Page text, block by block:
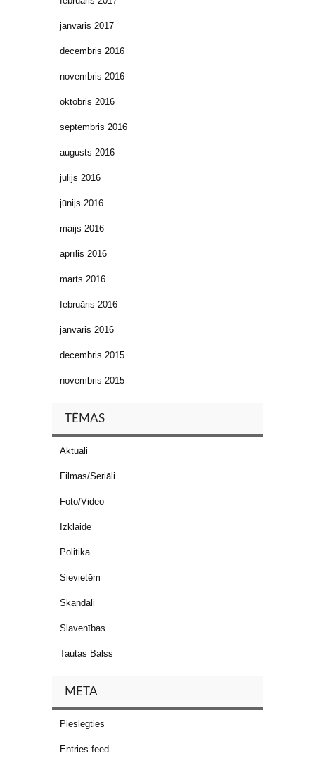
janvāris 2017
decembris 2016
novembris 2016
oktobris 2016
septembris 2016
augusts 2016
jūlijs 2016
jūnijs 2016
maijs 2016
aprīlis 2016
marts 2016
februāris 2016
janvāris 2016
decembris 2015
novembris 2015
TĒMAS
Aktuāli
Filmas/Seriāli
Foto/Video
Izklaide
Politika
Sievietēm
Skandāli
Slavenības
Tautas Balss
META
Pieslēgties
Entries feed